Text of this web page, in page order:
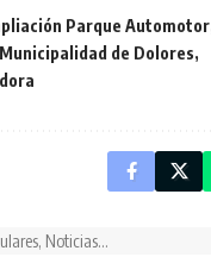
Parque Automotor
Municipalidad de Dolores